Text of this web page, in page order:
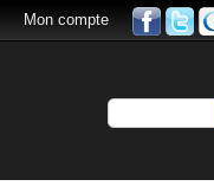
Mon compte